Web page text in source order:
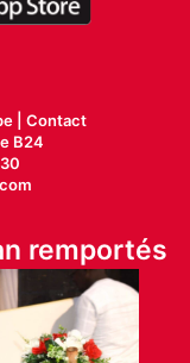
| Contact
B24
remportés